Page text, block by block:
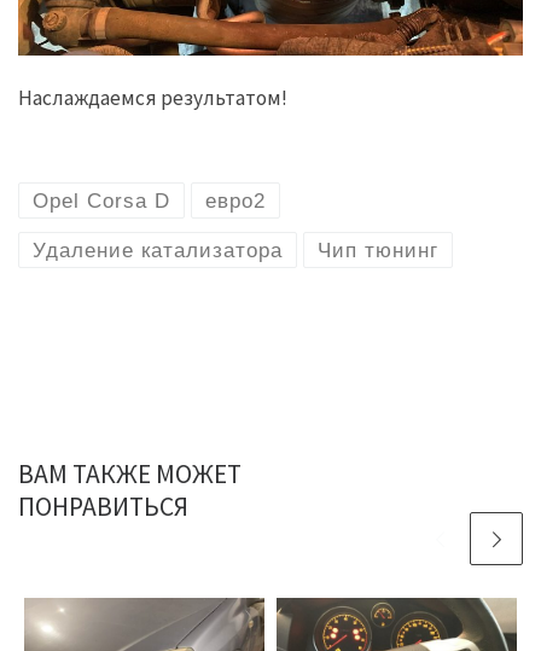
Наслаждаемся результатом!
Opel Corsa D евро2
Удаление катализатора Чип тюнинг
ВАМ ТАКЖЕ МОЖЕТ
ПОНРАВИТЬСЯ